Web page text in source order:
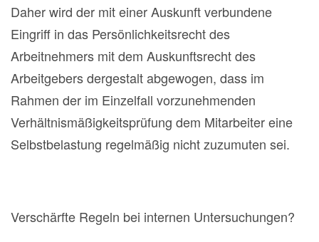
Daher wird der mit einer Auskunft verbundene
Eingriff in das Persönlichkeitsrecht des
Arbeitnehmers mit dem Auskunftsrecht des
Arbeitgebers dergestalt abgewogen, dass im
Rahmen der im Einzelfall vorzunehmenden
Verhältnismäßigkeitsprüfung dem Mitarbeiter eine
Selbstbelastung regelmäßig nicht zuzumuten sei.
Verschärfte Regeln bei internen Untersuchungen?